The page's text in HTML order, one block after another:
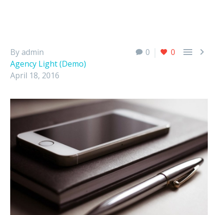
0 0  
By admin
Agency Light (Demo)
April 18, 2016